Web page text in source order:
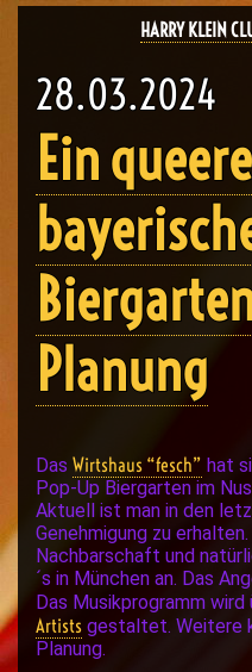
HARRY KLEIN
28.03.2024
Ein
Planung
Das Wirtshaus “fesch” hat
Pop-Up Biergarten im
Aktuell ist man in den
Genehmigung zu
Nachbarschaft und
´s in München an. Das
Das Musikprogramm
Artists gestaltet. Weitere
Planung.